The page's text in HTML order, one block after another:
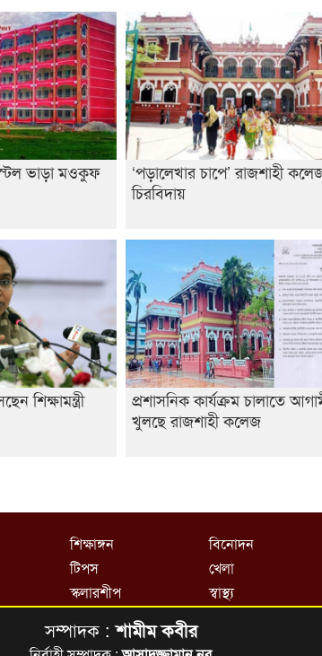
ভাড়া মওকুফ
‘পড়ালেখার চাপে’ রাজশাহী
চিরবিদায়
শিক্ষামন্ত্রী
প্রশাসনিক কার্যক্রম চালাতে
খুলছে রাজশাহী কলেজ
শিক্ষাঙ্গন
টিপস
স্কলারশীপ
বিনোদন
খেলা
স্বাস্থ্য
সম্পাদক : শামীম কবীর